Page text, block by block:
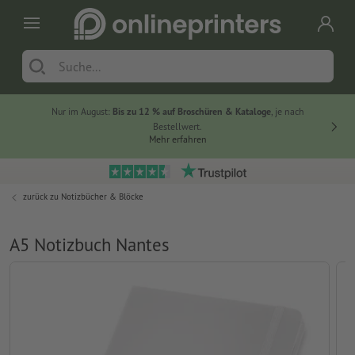
Nur im August: Bis zu 12 % auf Broschüren & Kataloge, je nach
Bestellwert.
Mehr erfahren
zurück zu Notizbücher & Blöcke
A5 Notizbuch Nantes